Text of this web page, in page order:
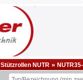
Stützrollen NUTR »